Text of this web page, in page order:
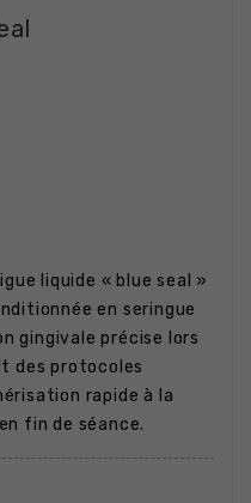
liquide « blue seal »
en seringue
gingivale précise lors
des protocoles
rapide à la
fin de séance.